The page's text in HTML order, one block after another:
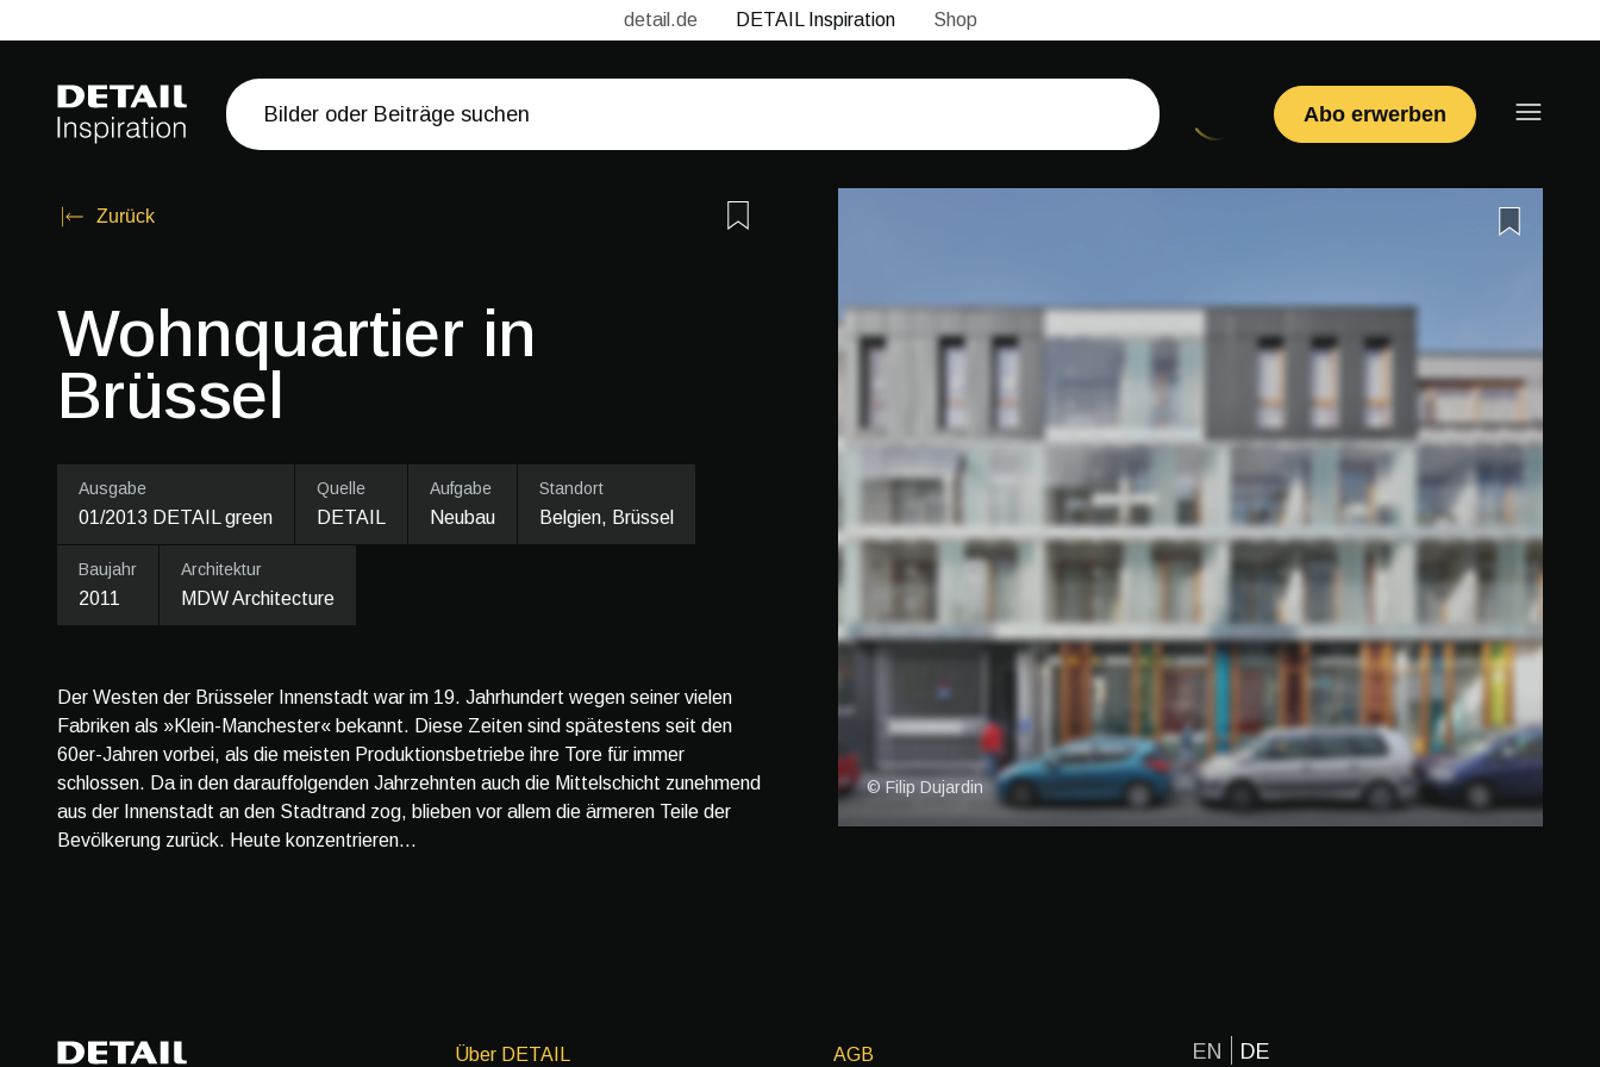
detail.de DETAIL Inspiration Shop
Abo erwerben
Zurück
Wohnquartier in
Brüssel
Ausgabe
01/2013 DETAIL green
Quelle
DETAIL
Aufgabe
Neubau
Standort
Belgien, Brüssel
Baujahr
2011
Architektur
MDW Architecture
Der Westen der Brüsseler Innenstadt war im 19. Jahrhundert wegen seiner vielen
Fabriken als »Klein-Manchester« bekannt. Diese Zeiten sind spätestens seit den
60er-Jahren vorbei, als die meisten Produktionsbetriebe ihre Tore für immer
schlossen. Da in den darauffolgenden Jahrzehnten auch die Mittelschicht zunehmend
aus der Innenstadt an den Stadtrand zog, blieben vor allem die ärmeren Teile der
Bevölkerung zurück. Heute konzentrieren...
© Filip Dujardin
Über DETAIL AGB EN DE